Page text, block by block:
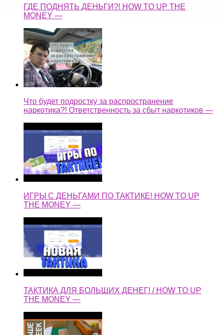
ГДЕ ПОДНЯТЬ ДЕНЬГИ?! HOW TO UP THE
MONEY —
Что будет подростку за распространение
наркотика?! Ответственность за сбыт наркотиков —
ИГРЫ С ДЕНЬГАМИ ПО ТАКТИКЕ! HOW TO UP
THE MONEY —
ТАКТИКА ДЛЯ БОЛЬШИХ ДЕНЕГ! / HOW TO UP
THE MONEY —